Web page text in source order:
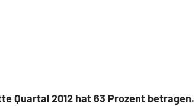
Quartal 2012 hat 63 Prozent betragen.